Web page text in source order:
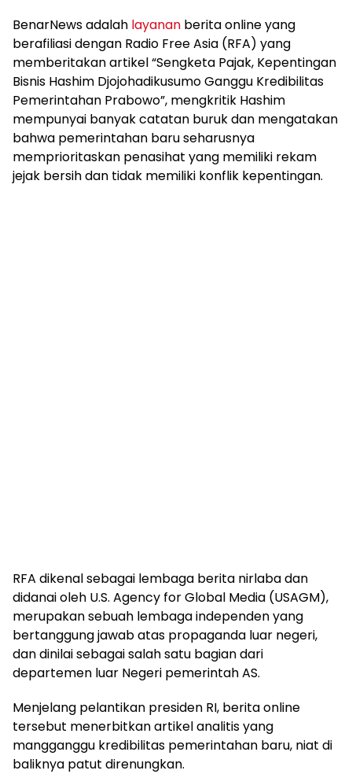
BenarNews adalah layanan berita online yang
berafiliasi dengan Radio Free Asia (RFA) yang
memberitakan artikel “Sengketa Pajak, Kepentingan
Bisnis Hashim Djojohadikusumo Ganggu Kredibilitas
Pemerintahan Prabowo”, mengkritik Hashim
mempunyai banyak catatan buruk dan mengatakan
bahwa pemerintahan baru seharusnya
memprioritaskan penasihat yang memiliki rekam
jejak bersih dan tidak memiliki konflik kepentingan.
RFA dikenal sebagai lembaga berita nirlaba dan
didanai oleh U.S. Agency for Global Media (USAGM),
merupakan sebuah lembaga independen yang
bertanggung jawab atas propaganda luar negeri,
dan dinilai sebagai salah satu bagian dari
departemen luar Negeri pemerintah AS.
Menjelang pelantikan presiden RI, berita online
tersebut menerbitkan artikel analitis yang
mangganggu kredibilitas pemerintahan baru, niat di
baliknya patut direnungkan.